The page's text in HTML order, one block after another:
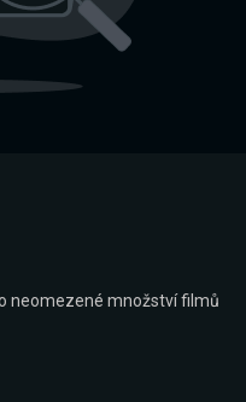
neomezené množství filmů